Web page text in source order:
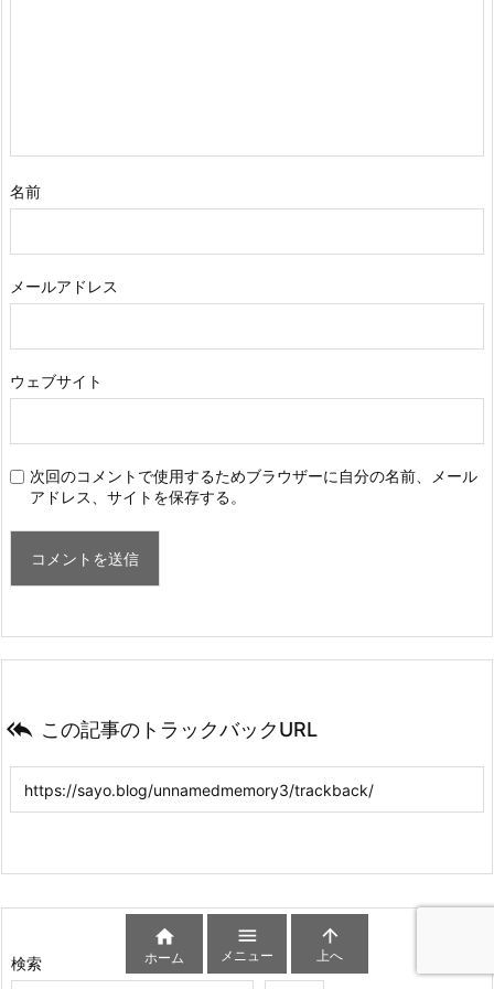
名前
メールアドレス
ウェブサイト
次回のコメントで使用するためブラウザーに自分の名前、メール
アドレス、サイトを保存する。
 この記事のトラックバックURL
検索

ホーム

メニュー

上へ